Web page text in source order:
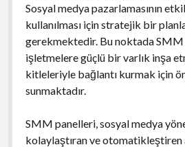
Sosyal medya pazarlamasının
kullanılması için stratejik bir
gerekmektedir. Bu noktada SMM
işletmelere güçlü bir varlık inşa
kitleleriyle bağlantı kurmak için
sunmaktadır.
SMM panelleri, sosyal medya
kolaylaştıran ve otomatikleştiren